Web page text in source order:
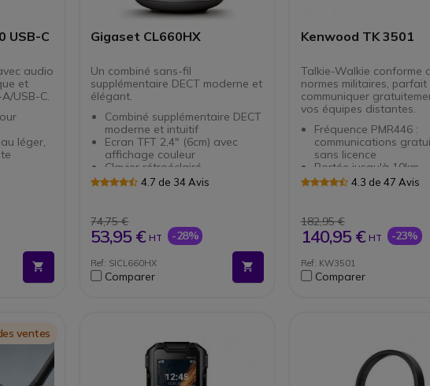
USB-C
audio
et
USB-C.
léger,
: prise
du
Gigaset CL660HX
Un combiné sans-fil
supplémentaire DECT moderne et
élégant.
Combiné supplémentaire DECT
moderne et intuitif
Ecran TFT 2,4" (6cm) avec
affichage couleur
Clavier rétroéclairé
Qualité sonore HD avec le
Répertoire : Jusqu'à 400
contacts avec 3
numéros chacun
Connectivité : Micro USB ; Prise
Jack 2.5 mm
A brancher sur une base
4.7 de 34 Avis
74,75 €
53,95 € HT -28%
Ref: SICL660HX
Comparer
Kenwood TK 3501
Talkie-Walkie conforme
normes militaires, parfait
communiquer
vos équipes distantes.
Fréquence PMR446 :
communications
sans licence
Portée jusqu'à 10km
16 canaux
bruyant
Fonction Vox mains-
IP54 : protection
poussière et les
d'eau
Super robuste :
4.3 de 47 Avis
182,95 €
140,95 € HT -23%
Ref: KW3501
Comparer
ventes